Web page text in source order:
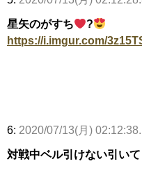
星矢のがすち
?
https://i.imgur.com/
6: 2020/07/13(月)
対戦中ベル引けない引い